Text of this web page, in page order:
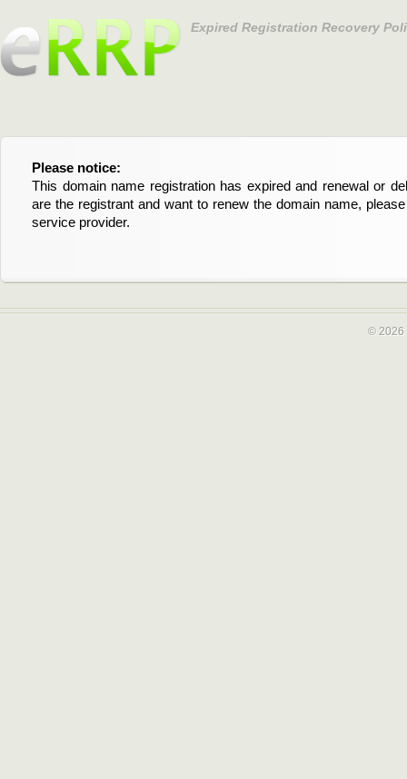
Expired Registration Recovery
Please notice:
This domain name registration has expired and renewal or
are the registrant and want to renew the domain name,
service provider.
Bitte beachten Sie:
Diese Domainregistrierung ist abgelaufen und die
Domain stehen an. Wenn Sie der Registrant sind und
verlängern möchten, kontaktieren Sie bitte Ihren Service-
© 2026